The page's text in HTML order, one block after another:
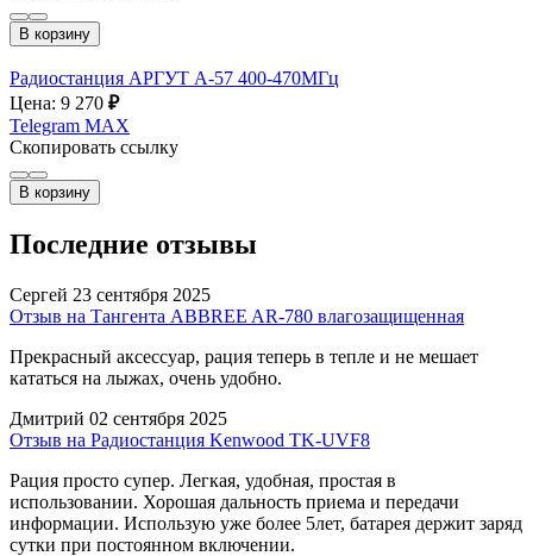
В корзину
Радиостанция АРГУТ А-57 400-470МГц
Цена: 9 270 ₽
Telegram MAX
Скопировать ссылку
В корзину
Последние отзывы
Сергей 23 сентября 2025
Отзыв на Тангента ABBREE AR-780 влагозащищенная
Прекрасный аксессуар, рация теперь в тепле и не мешает
кататься на лыжах, очень удобно.
Дмитрий 02 сентября 2025
Отзыв на Радиостанция Kenwood TK-UVF8
Рация просто супер. Легкая, удобная, простая в
использовании. Хорошая дальность приема и передачи
информации. Использую уже более 5лет, батарея держит заряд
сутки при постоянном включении.